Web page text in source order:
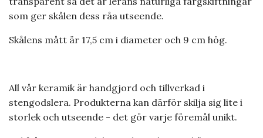
som ger skålen dess råa utseende.
Skålens mått är 17,5 cm i diameter och 9 cm hög.
All vår keramik är handgjord och tillverkad i
stengodslera. Produkterna kan därför skilja sig lite i
storlek och utseende - det gör varje föremål unikt.